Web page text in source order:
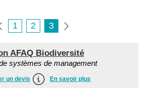
1 2 3
AFAQ Biodiversité
systèmes de management
un devis En savoir plus